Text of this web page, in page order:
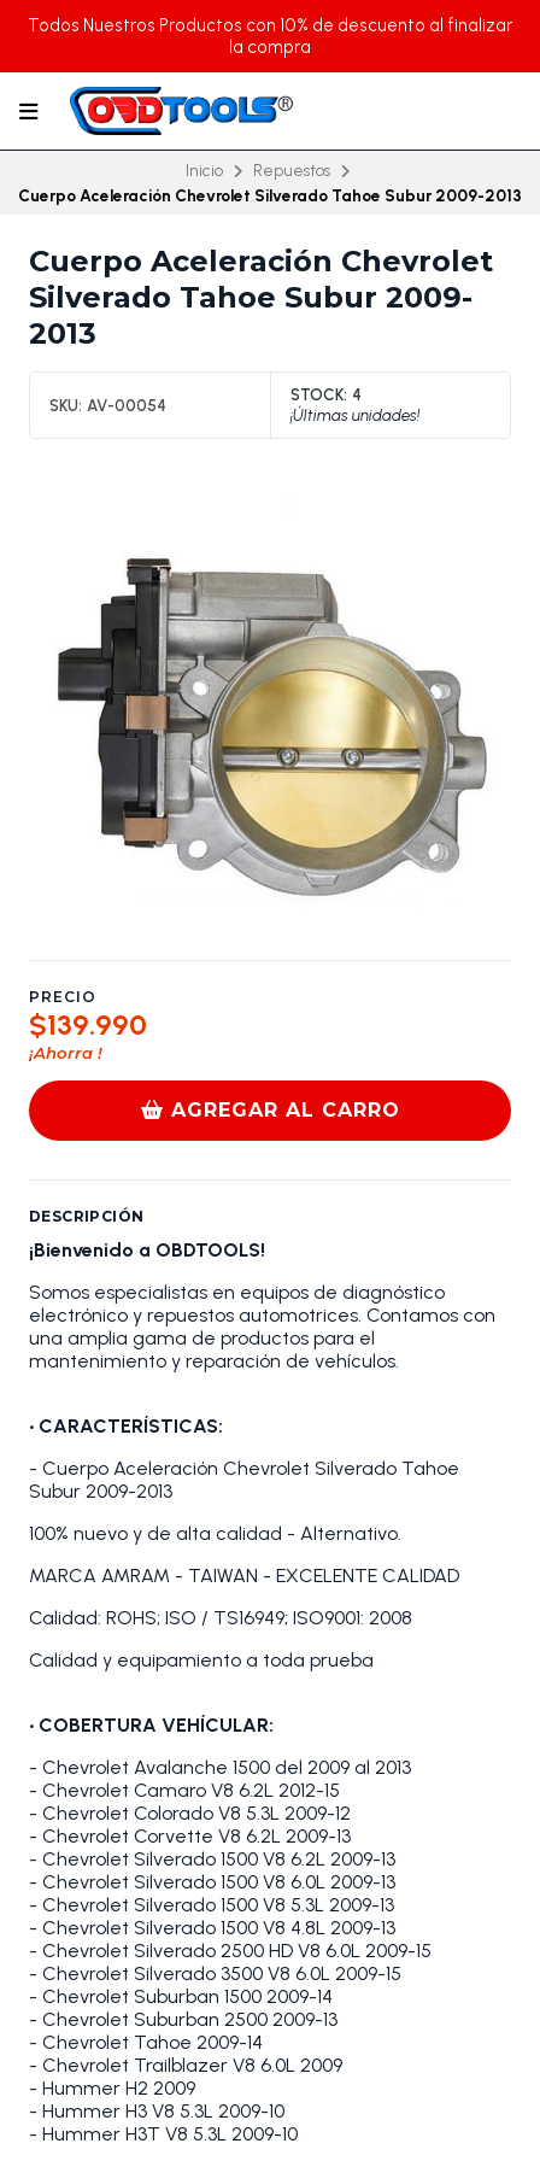
Todos Nuestros Productos con 10% de descuento al finalizar
la compra
Inicio
Repuestos
Cuerpo Aceleración Chevrolet Silverado Tahoe Subur 2009-2013
Cuerpo Aceleración Chevrolet
Silverado Tahoe Subur 2009-
2013
SKU: AV-00054
STOCK: 4
¡Últimas unidades!
PRECIO
$139.990
¡Ahorra !
AGREGAR AL CARRO
DESCRIPCIÓN
¡Bienvenido a OBDTOOLS!
Somos especialistas en equipos de diagnóstico
electrónico y repuestos automotrices. Contamos con
una amplia gama de productos para el
mantenimiento y reparación de vehículos.
• CARACTERÍSTICAS:
- Cuerpo Aceleración Chevrolet Silverado Tahoe
Subur 2009-2013
100% nuevo y de alta calidad - Alternativo.
MARCA AMRAM - TAIWAN - EXCELENTE CALIDAD
Calidad: ROHS; ISO / TS16949; ISO9001: 2008
Calidad y equipamiento a toda prueba
• COBERTURA VEHÍCULAR:
- Chevrolet Avalanche 1500 del 2009 al 2013
- Chevrolet Camaro V8 6.2L 2012-15
- Chevrolet Colorado V8 5.3L 2009-12
- Chevrolet Corvette V8 6.2L 2009-13
- Chevrolet Silverado 1500 V8 6.2L 2009-13
- Chevrolet Silverado 1500 V8 6.0L 2009-13
- Chevrolet Silverado 1500 V8 5.3L 2009-13
- Chevrolet Silverado 1500 V8 4.8L 2009-13
- Chevrolet Silverado 2500 HD V8 6.0L 2009-15
- Chevrolet Silverado 3500 V8 6.0L 2009-15
- Chevrolet Suburban 1500 2009-14
- Chevrolet Suburban 2500 2009-13
- Chevrolet Tahoe 2009-14
- Chevrolet Trailblazer V8 6.0L 2009
- Hummer H2 2009
- Hummer H3 V8 5.3L 2009-10
- Hummer H3T V8 5.3L 2009-10